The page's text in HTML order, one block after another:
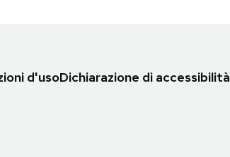
d'usoDichiarazione di accessibilità